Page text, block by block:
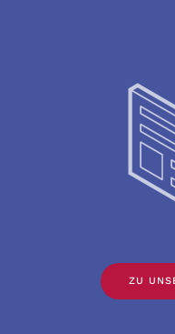
ZU